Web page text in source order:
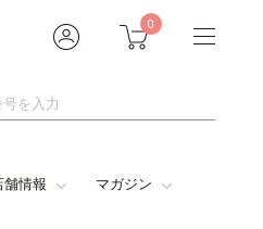
0
舗情報 マガジン